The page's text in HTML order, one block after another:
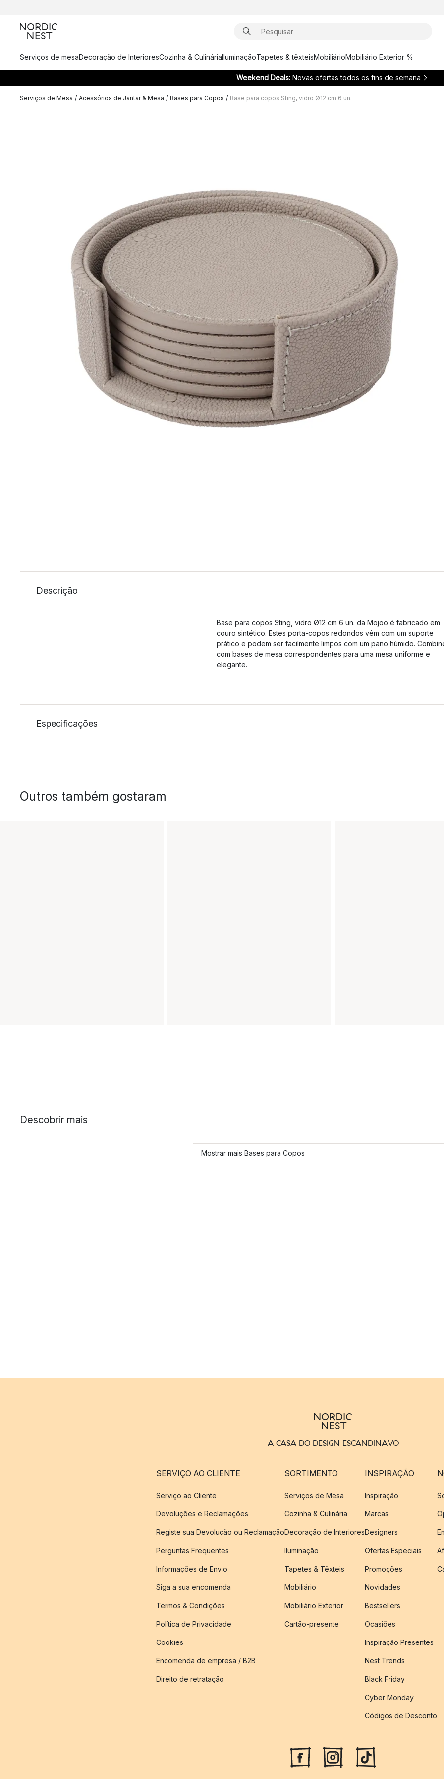
Serviços de mesaDecoração de InterioresCozinha & CulináriaIluminaçãoTapetes & têxteisMobiliárioMobiliário Exterior %
Weekend Deals: Novas ofertas todos os fins de semana
Serviços de Mesa / Acessórios de Jantar & Mesa / Bases para Copos / Base para copos Sting, vidro Ø12 cm 6 un.
Descrição
Base para copos Sting, vidro Ø12 cm 6 un. da Mojoo é fabricado em
couro sintético. Estes porta-copos redondos vêm com um suporte
prático e podem ser facilmente limpos com um pano húmido.
com bases de mesa correspondentes para uma mesa uniforme e
elegante.
Especificações
Outros também gostaram
Descobrir mais
Mostrar mais Bases para Copos
A CASA DO DESIGN ESCANDINAVO
SERVIÇO AO CLIENTE
Serviço ao Cliente
Devoluções e Reclamações
Registe sua Devolução ou Reclamação
Perguntas Frequentes
Informações de Envio
Siga a sua encomenda
Termos & Condições
Política de Privacidade
Cookies
Encomenda de empresa / B2B
Direito de retratação
SORTIMENTO
Serviços de Mesa
Cozinha & Culinária
Decoração de Interiores
Iluminação
Tapetes & Têxteis
Mobiliário
Mobiliário Exterior
Cartão-presente
INSPIRAÇÃO
Inspiração
Marcas
Designers
Ofertas Especiais
Promoções
Novidades
Bestsellers
Ocasiões
Inspiração Presentes
Nest Trends
Black Friday
Cyber Monday
Códigos de Desconto